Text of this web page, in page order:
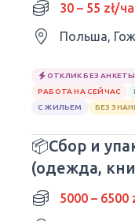
30 – 55 zł/
Польша,
ОТКЛИК БЕЗ АНКЕТЫ
РАБОТА НА СЕЙЧАС
С ЖИЛЬЕМ
БЕЗ
📦Сбор и
(одежда,
Дневные
5000 – 6500